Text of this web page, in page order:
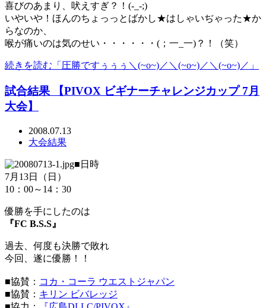
喜びのあまり、吠えすぎ？！(-_-;)
いやいや！ほんのちょっっとばかし★はしゃいぢゃった★か
らなのか、
喉が痛いのは気のせい・・・・・・(；一_一)？！（笑）
続きを読む「圧勝ですぅぅぅ＼(~o~)／＼(~o~)／＼(~o~)／」
試合結果 【PIVOX ビギナーチャレンジカップ 7月
大会】
2008.07.13
大会結果
■日時
7月13日（日）
10：00～14：30
優勝を手にしたのは
『FC B.S.S』
過去、何度も決勝で敗れ
今回、遂に優勝！！
■協賛： コカ・コーラ ウエストジャパン
■協賛： キリン ビバレッジ